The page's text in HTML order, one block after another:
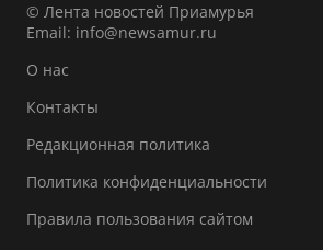
© Лента новостей Приамурья
Email: info@newsamur.ru
О нас
Контакты
Редакционная политика
Политика конфиденциальности
Правила пользования сайтом